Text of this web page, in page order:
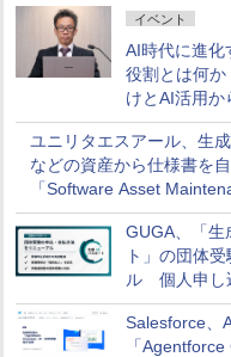
イベント
AI時代に進化
役割とは何
けとAI活用か
ファイナンス
ユニリタエスアール、生
などの資産から仕様書を
「Software Asset
に発売
GUGA、「生
ト」の団体
ル 個人申し
払いなどに対
Salesforce、
「